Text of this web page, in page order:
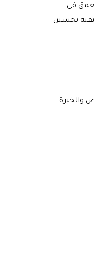
في
تحسين
والخبرة